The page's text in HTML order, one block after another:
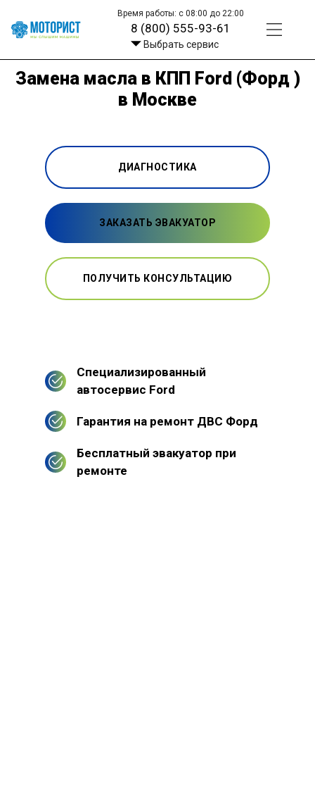
Время работы: с 08:00 до 22:00
8 (800) 555-93-61
Выбрать сервис
Замена масла в КПП Ford (Форд )
в Москве
ДИАГНОСТИКА
ЗАКАЗАТЬ ЭВАКУАТОР
ПОЛУЧИТЬ КОНСУЛЬТАЦИЮ
Специализированный
автосервис Ford
Гарантия на ремонт ДВС Форд
Бесплатный эвакуатор при
ремонте